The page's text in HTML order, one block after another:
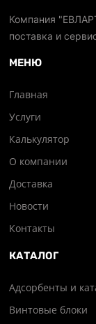
Компания
поставка и
МЕНЮ
Главная
Услуги
Калькулятор
О компании
Доставка
Новости
Контакты
КАТАЛОГ
Адсорбенты и
Винтовые блоки